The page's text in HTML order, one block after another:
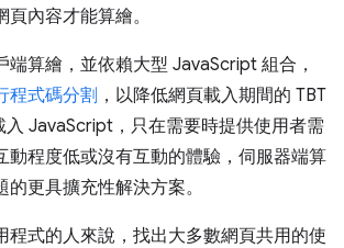
內容才能算繪。
端算繪，並依賴大型 JavaScript 組合，
程式碼分割 ，以降低網頁載入期間的 TBT
入 JavaScript，只在需要時提供使用者需
動程度低或沒有互動的體驗，伺服器端算
更具擴充性解決方案。
程式的人來說，找出大多數網頁共用的使